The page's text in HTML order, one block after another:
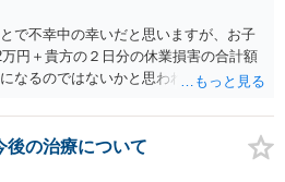
で不幸中の幸いだと思いますが、お子
円＋貴方の２日分の休業損害の合計額
なるのではないかと思われます。
後の治療について